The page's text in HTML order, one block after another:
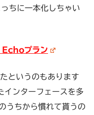
ちに一本化しちゃい
プラン
というのもあります
インターフェースを多
うちから慣れて貰うの